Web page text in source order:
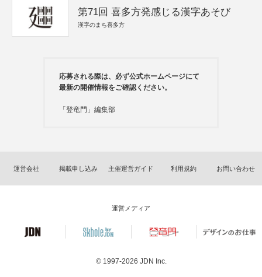
第71回 喜多方発感じる漢字あそび
漢字のまち喜多方
応募される際は、必ず公式ホームページにて
最新の開催情報をご確認ください。
「登竜門」編集部
運営会社 掲載申し込み 主催運営ガイド 利用規約 お問い合わせ
運営メディア
© 1997-2026 JDN Inc.